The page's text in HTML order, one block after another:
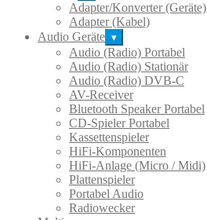
Adapter/Konverter (Geräte)
Adapter (Kabel)
Audio Geräte ▾
Audio (Radio) Portabel
Audio (Radio) Stationär
Audio (Radio) DVB-C
AV-Receiver
Bluetooth Speaker Portabel
CD-Spieler Portabel
Kassettenspieler
HiFi-Komponenten
HiFi-Anlage (Micro / Midi)
Plattenspieler
Portabel Audio
Radiowecker